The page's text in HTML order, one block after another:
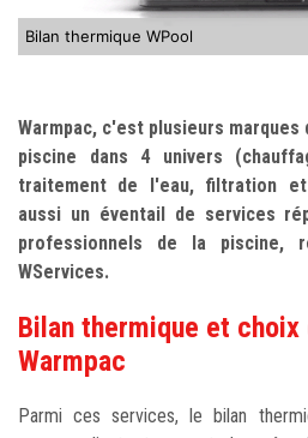
Bilan thermique WPool
Warmpac, c'est plusieurs
piscine dans 4 univers
traitement de l'eau, filtration
aussi un éventail de services
professionnels de la piscine,
WServices.
Bilan thermique et
Warmpac
Parmi ces services, le bilan